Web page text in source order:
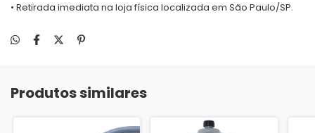
• Retirada imediata na loja física localizada em São Paulo/SP.
Produtos similares